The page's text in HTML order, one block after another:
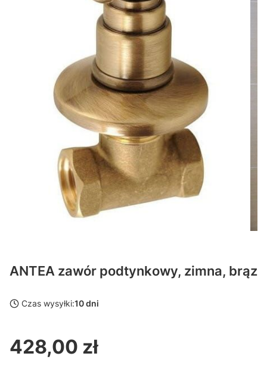
ANTEA zawór podtynkowy, zimna, brąz
Czas wysyłki:10 dni
Cena
428,00 zł